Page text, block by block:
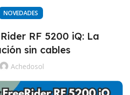
NOVEDADES
RF 5200 iQ: La
sin cables
Achedosol